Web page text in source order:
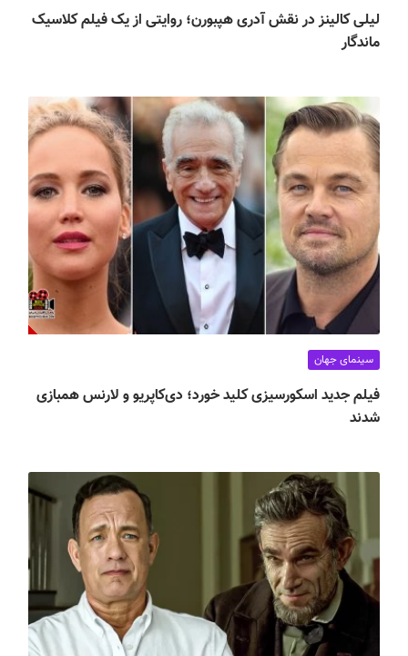
لیلی کالینز در نقش آدری هپبورن؛ روایتی از یک فیلم کلاسیک
ماندگار
سینمای جهان
فیلم جدید اسکورسیزی کلید خورد؛ دی‌کاپریو و لارنس همبازی
شدند